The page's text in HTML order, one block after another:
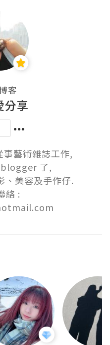
客
分享
藝術雜誌工作,
了,
、美容及手作仔.
絡 :